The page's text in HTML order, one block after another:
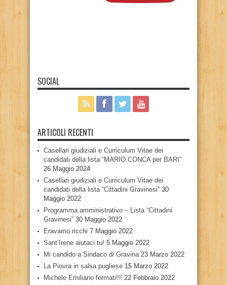
SOCIAL
ARTICOLI RECENTI
Casellari giudiziali e Curriculum Vitae dei
candidati della lista “MARIO CONCA per BARI”
26 Maggio 2024
Casellari giudiziali e Curriculum Vitae dei
candidati della lista “Cittadini Gravinesi” 30
Maggio 2022
Programma amministrativo – Lista “Cittadini
Gravinesi” 30 Maggio 2022
Eravamo ricchi 7 Maggio 2022
Sant’Irene aiutaci tu! 5 Maggio 2022
Mi candido a Sindaco di Gravina 23 Marzo 2022
La Piovra in salsa pugliese 15 Marzo 2022
Michele Emiliano fermati!!! 22 Febbraio 2022